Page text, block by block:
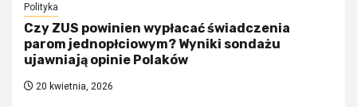
Polityka
Czy ZUS powinien wypłacać świadczenia
parom jednopłciowym? Wyniki sondażu
ujawniają opinie Polaków
20 kwietnia, 2026